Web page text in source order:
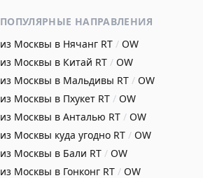
ПОПУЛЯРНЫЕ НАПРАВЛЕНИЯ
из Москвы в Нячанг RT / OW
из Москвы в Китай RT / OW
из Москвы в Мальдивы RT / OW
из Москвы в Пхукет RT / OW
из Москвы в Анталью RT / OW
из Москвы куда угодно RT / OW
из Москвы в Бали RT / OW
из Москвы в Гонконг RT / OW